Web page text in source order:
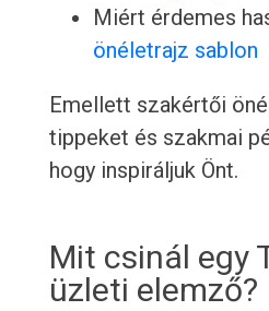
Miért érdemes
önéletrajz sablon
Emellett szakértői
tippeket és szakmai
hogy inspiráljuk Önt.
Mit csinál egy
üzleti elemző?